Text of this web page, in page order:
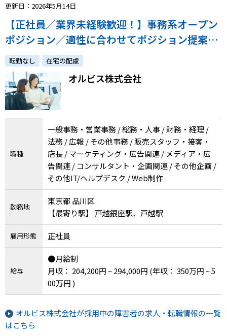
更新日：2026年5月14日
【正社員／業界未経験歓迎！】事務系オープン
ポジション／適性に合わせてポジション提案／
週2日の在宅勤務OK
転勤なし 在宅の配慮
オルビス株式会社
職種
一般事務・営業事務 / 総務・人事 / 財務・経理 /
法務 / 広報 / その他事務 / 販売スタッフ・接客・
店長 / マーケティング・広告関連 / メディア・広
告関連 / コンサルタント・企画関連 / その他企画 /
その他IT/ヘルプデスク / Web制作
勤務地
東京都 品川区
【最寄り駅】 戸越銀座駅、戸越駅
雇用形態 正社員
給与
●月給制
月収： 204,200円 ~ 294,000円 (年収： 350万円 ~ 5
00万円 )
オルビス株式会社が採用中の障害者の求人・転職情報の一覧
はこちら